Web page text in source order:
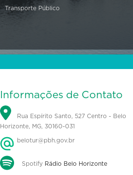
Transporte Público
Informações de Contato
Rua Espírito Santo, 527 Centro - Belo
Horizonte, MG, 30160-031
belotur@pbh.gov.br
Spotify Rádio Belo Horizonte